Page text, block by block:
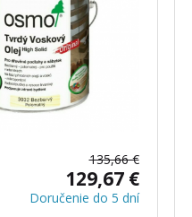
135,66 €
129,67 €
Doručenie do 5 dní